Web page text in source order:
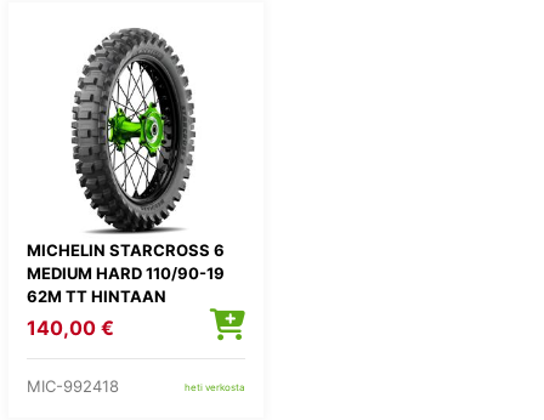
MICHELIN STARCROSS 6
MEDIUM HARD 110/90-19
62M TT HINTAAN
LISÄTÄÄN
KIERRÄTYSMAKSU 1,82E
140,00 €
MIC-992418 heti verkosta